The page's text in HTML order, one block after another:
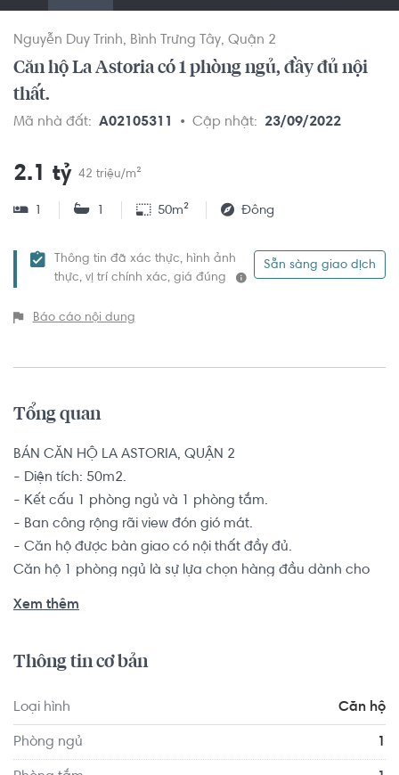
Nguyễn Duy Trinh Bình Trưng Tây Quận 2
Căn hộ La Astoria có 1 phòng ngủ, đầy đủ nội
thất.
Mã nhà đất: A02105311 Cập nhật: 23/09/2022
2.1 tỷ 42 triệu/m²
1 1 50m² Đông
Thông tin đã xác thực, hình ảnh
thực, vị trí chính xác, giá đúng
Sẵn sàng giao dịch
Báo cáo nội dung
Tổng quan
BÁN CĂN HỘ LA ASTORIA, QUẬN 2
- Diện tích: 50m2.
- Kết cấu 1 phòng ngủ và 1 phòng tắm.
- Ban công rộng rãi view đón gió mát.
- Căn hộ được bàn giao có nội thất đầy đủ.
Căn hộ 1 phòng ngủ là sự lựa chọn hàng đầu dành cho
viên, khu vui chơi, thư viện, trường mầm non (theo tiêu
chuẩn quận), phòng thể thao, v.v. Ra vào thang máy
Xem thêm
Thông tin cơ bản
Loại hình Căn hộ
Phòng ngủ 1